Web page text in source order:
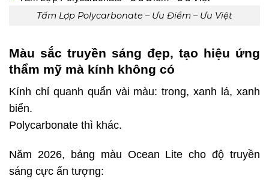
Tấm Lợp Polycarbonate – Ưu Điểm – Ưu Việt
Màu sắc truyền sáng đẹp, tạo hiệu ứng
thẩm mỹ mà kính không có
Kính chỉ quanh quẩn vài màu: trong, xanh lá, xanh
biển.
Polycarbonate thì khác.
Năm 2026, bảng màu Ocean Lite cho độ truyền
sáng cực ấn tượng: